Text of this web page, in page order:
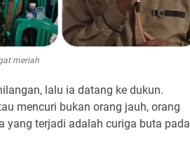
meriah
lalu ia datang ke dukun.
mencuri bukan orang jauh, orang
yang terjadi adalah curiga buta pada